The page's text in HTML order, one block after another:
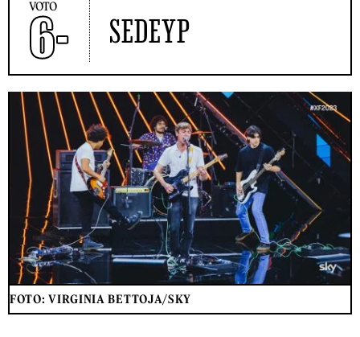
VOTO
6- SEDEYP
FOTO: VIRGINIA BETTOJA/SKY